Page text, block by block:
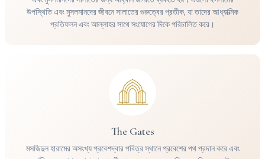
উপস্থিতি এবং মুসলমানদের জীবনে সালাতের গুরুত্বের প্রতীক, যা তাদের আধ্যাত্মিক
প্রতিফলন এবং আল্লাহর সাথে সংযোগের দিকে পরিচালিত করে।
The Gates
মসজিদুল হারামের অসংখ্য প্রবেশদ্বার পবিত্র স্থানে প্রবেশের পথ প্রদান করে এবং